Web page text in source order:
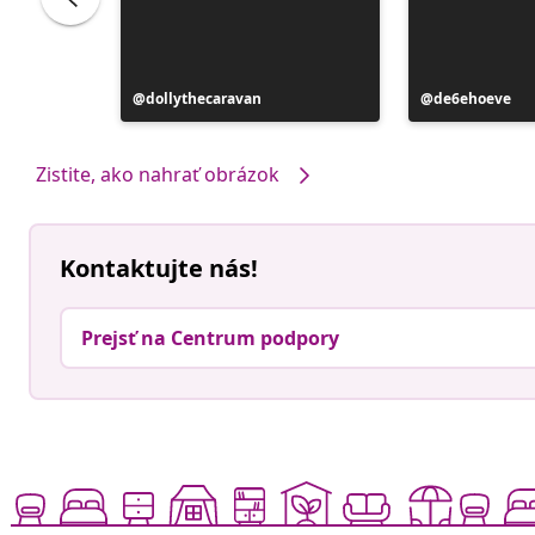
Príspevok
zverejnil
dollythecaravan
Príspevok
zverejnil
de6ehoeve
Zistite, ako nahrať obrázok
Kontaktujte nás!
Prejsť na Centrum podpory